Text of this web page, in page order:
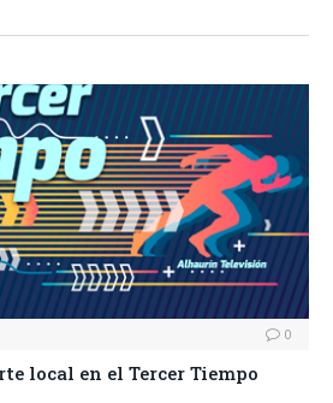
0
local en el Tercer Tiempo